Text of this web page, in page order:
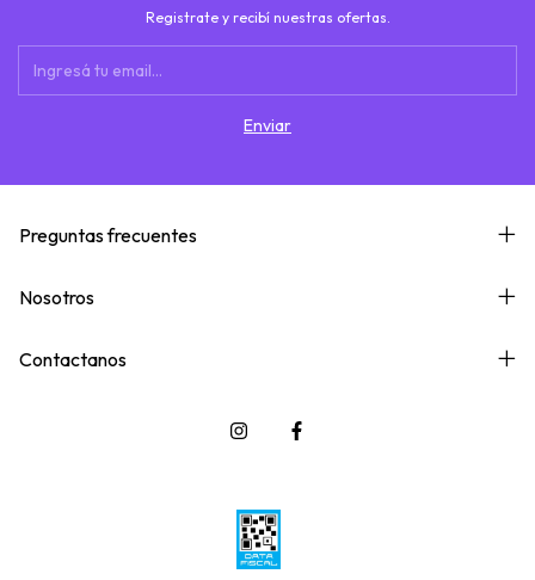
Registrate y recibí nuestras ofertas.
Preguntas frecuentes
Nosotros
Contactanos